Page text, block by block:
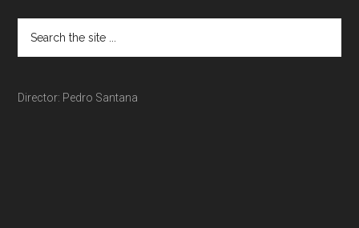
Director: Pedro Santana